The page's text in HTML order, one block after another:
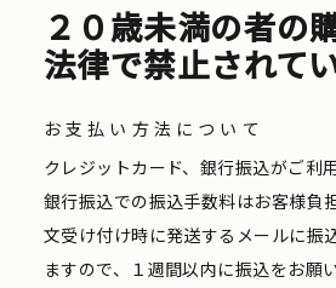
２０歳未満の者の
法律で禁止されてい
お支払い方法について
クレジットカード、銀行振込がご利
銀行振込での振込手数料はお客様負
文受け付け時に発送するメールに振
ますので、１週間以内に振込をお願